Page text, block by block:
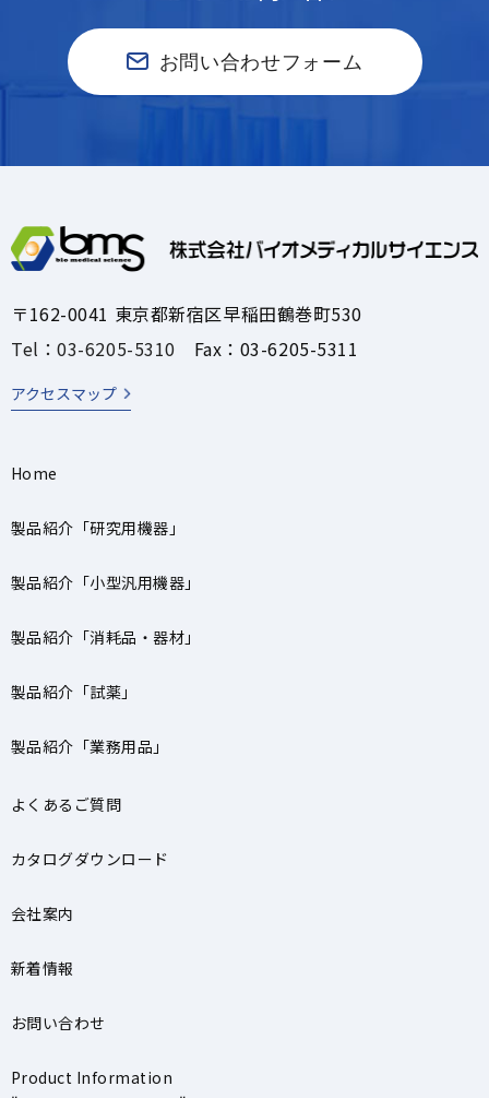
お問い合わせフォーム
〒162-0041 東京都新宿区早稲田鶴巻町530
Tel：03-6205-5310 Fax：03-6205-5311
アクセスマップ
Home
製品紹介「研究用機器」
製品紹介「小型汎用機器」
製品紹介「消耗品・器材」
製品紹介「試薬」
製品紹介「業務用品」
よくあるご質問
カタログダウンロード
会社案内
新着情報
お問い合わせ
Product Information